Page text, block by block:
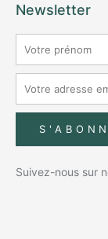
Newsletter
Suivez-nous sur